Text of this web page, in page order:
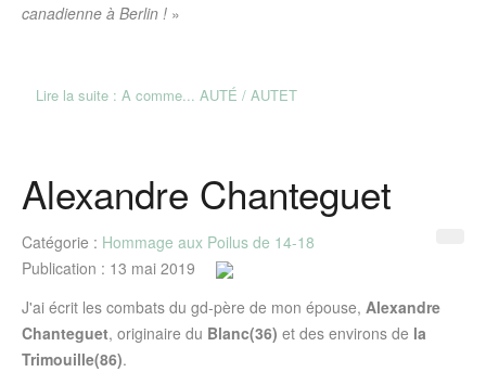
canadienne à Berlin ! »
Lire la suite : A comme... AUTÉ / AUTET
Alexandre Chanteguet
Catégorie : Hommage aux Poilus de 14-18
Publication : 13 mai 2019
J'ai écrit les combats du gd-père de mon épouse, Alexandre
Chanteguet, originaire du Blanc(36) et des environs de la
Trimouille(86).